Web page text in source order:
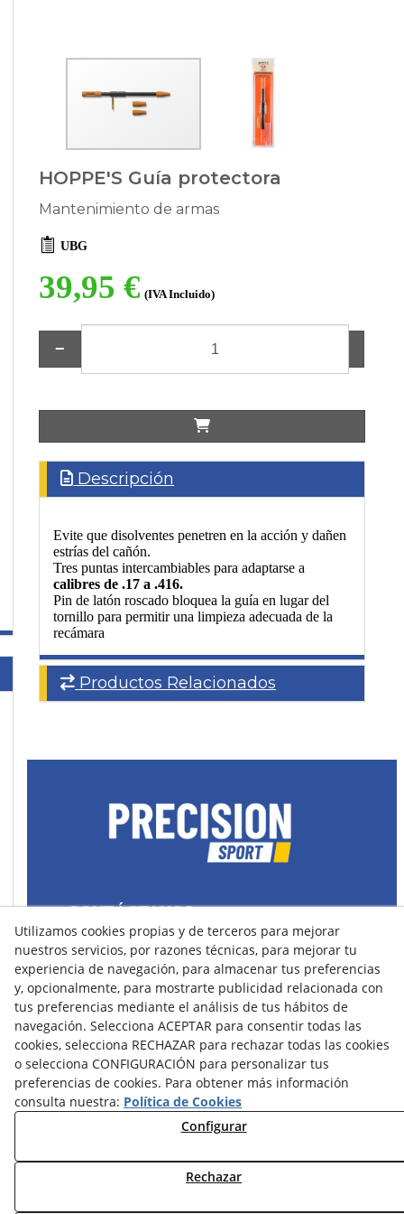
HOPPE'S Guía protectora
Mantenimiento de armas
UBG
39,95 € (IVA Incluido)
−
Descripción
Evite que disolventes penetren en la acción y dañen
estrías del cañón.
Tres puntas intercambiables para adaptarse a
calibres de .17 a .416.
Pin de latón roscado bloquea la guía en lugar del
tornillo para permitir una limpieza adecuada de la
recámara
Productos Relacionados
CONTÁCTANOS
43400 Montblanc (Tarragona) España
spain@precisionsport.eu
Aviso Legal Política de Cookies
Política de Privacidad
Condiciones de Compra
Condiciones de Uso y Acceso
Utilizamos cookies propias y de terceros para mejorar
nuestros servicios, por razones técnicas, para mejorar tu
experiencia de navegación, para almacenar tus preferencias
y, opcionalmente, para mostrarte publicidad relacionada con
tus preferencias mediante el análisis de tus hábitos de
navegación. Selecciona ACEPTAR para consentir todas las
cookies, selecciona RECHAZAR para rechazar todas las cookies
o selecciona CONFIGURACIÓN para personalizar tus
preferencias de cookies. Para obtener más información
consulta nuestra: Política de Cookies
Configurar
Rechazar